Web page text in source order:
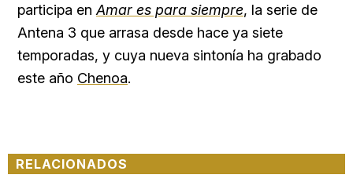
participa en Amar es para siempre, la serie de
Antena 3 que arrasa desde hace ya siete
temporadas, y cuya nueva sintonía ha grabado
este año Chenoa.
RELACIONADOS